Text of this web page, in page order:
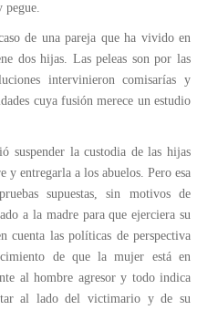
pegue.
de una pareja que ha vivido en
dos hijas. Las peleas son por las
intervinieron comisarías y
cuya fusión merece un estudio
suspender la custodia de las hijas
y entregarla a los abuelos. Pero esa
supuestas, sin motivos de
a la madre para que ejerciera su
cuenta las políticas de perspectiva
de que la mujer está en
al hombre agresor y todo indica
al lado del victimario y de su